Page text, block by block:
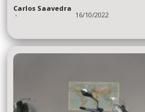
Carlos Saavedra
- 16/10/2022